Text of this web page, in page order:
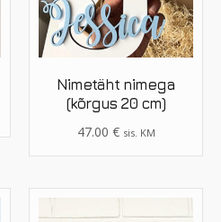
Nimetäht nimega
(kõrgus 20 cm)
47.00 € sis. KM